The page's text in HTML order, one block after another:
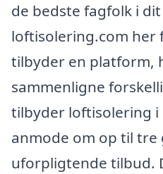
de bedste fagfolk i
loftisolering.com her
tilbyder en platform,
sammenligne
tilbyder loftisolering i
anmode om op til tre
uforpligtende tilbud.